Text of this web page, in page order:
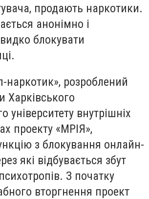
продають наркотики.
анонімно і
блокувати
наркотик», розроблений
Харківського
університету внутрішніх
проекту «МРІЯ»,
з блокування онлайн-
які відбувається збут
З початку
вторгнення проект